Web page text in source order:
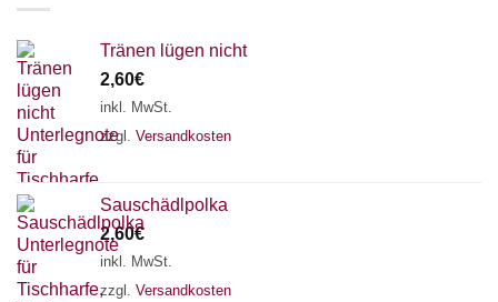
Tränen lügen nicht
2,60€
inkl. MwSt.
zzgl. Versandkosten
Sauschädlpolka
2,60€
inkl. MwSt.
zzgl. Versandkosten